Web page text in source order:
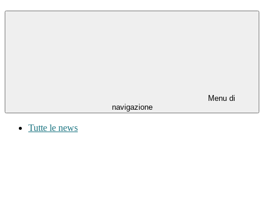
Menu di
navigazione
Tutte le news